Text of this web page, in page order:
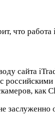
что
сайта